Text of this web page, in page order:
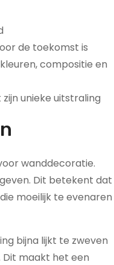
de toekomst is
compositie en
unieke uitstraling
wanddecoratie.
Dit betekent dat
moeilijk te evenaren
bijna lijkt te zweven
Dit maakt het een